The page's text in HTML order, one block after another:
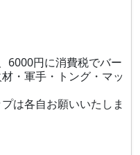
6000円に消費税でバー
・軍手・トング・マッ
は各自お願いいたしま